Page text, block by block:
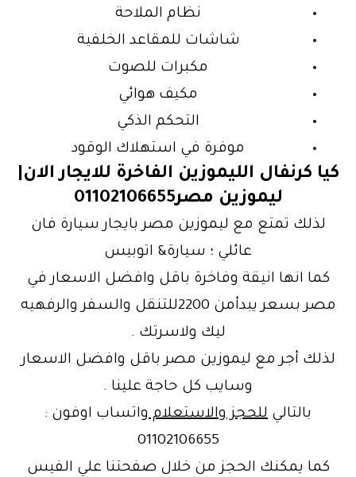
نظام الملاحة
شاشات للمقاعد الخلفية
مكبرات للصوت
مكيف هوائي
التحكم الذكي
موفرة في استهلاك الوقود
كيا كرنفال الليموزين الفاخرة للايجار الان|
ليموزين مصر01102106655
لذلك تمتع مع ليموزين مصر بايجار سيارة فان
عائلي ؛ سيارة& اتوبيس
كما انها انيقة وفاخرة باقل وافضل الاسعار في
مصر بسعر يبدأمن 2200للتنقل والسفر والرفهيه
ليك ولاسرتك .
لذلك أجر مع ليموزين مصر باقل وافضل الاسعار
وسايب كل حاجة علينا .
بالتالي للحجز والاستعلامواتساب اوفون :
01102106655
كما يمكنك الحجز من خلال صفحتنا علي الفيس